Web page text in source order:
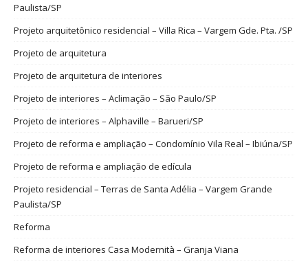
Paulista/SP
Projeto arquitetônico residencial – Villa Rica – Vargem Gde. Pta. /SP
Projeto de arquitetura
Projeto de arquitetura de interiores
Projeto de interiores – Aclimação – São Paulo/SP
Projeto de interiores – Alphaville – Barueri/SP
Projeto de reforma e ampliação – Condomínio Vila Real – Ibiúna/SP
Projeto de reforma e ampliação de edícula
Projeto residencial – Terras de Santa Adélia – Vargem Grande
Paulista/SP
Reforma
Reforma de interiores Casa Modernità – Granja Viana